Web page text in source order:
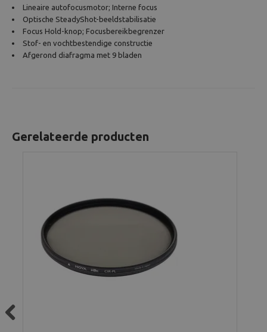
Lineaire autofocusmotor; Interne focus
Optische SteadyShot-beeldstabilisatie
Focus Hold-knop; Focusbereikbegrenzer
Stof- en vochtbestendige constructie
Afgerond diafragma met 9 bladen
Gerelateerde producten